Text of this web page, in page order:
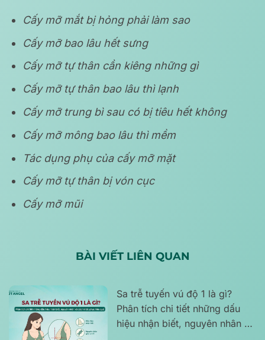
Cấy mỡ mắt bị hỏng phải làm sao
Cấy mỡ bao lâu hết sưng
Cấy mỡ tự thân cần kiêng những gì
Cấy mỡ tự thân bao lâu thì lạnh
Cấy mỡ trung bì sau có bị tiêu hết không
Cấy mỡ mông bao lâu thì mềm
Tác dụng phụ của cấy mỡ mặt
Cấy mỡ tự thân bị vón cục
Cấy mỡ mũi
BÀI VIẾT LIÊN QUAN
Sa trễ tuyến vú độ 1 là gì?
Phân tích chi tiết những dấu
hiệu nhận biết, nguyên nhân và